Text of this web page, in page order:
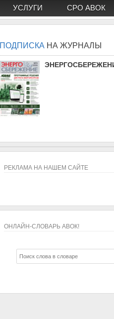
УСЛУГИ СРО АВОК
ПОДПИСКА НА ЖУРНАЛЫ
РЕКЛАМА НА НАШЕМ САЙТЕ
ОНЛАЙН-СЛОВАРЬ АВОК!